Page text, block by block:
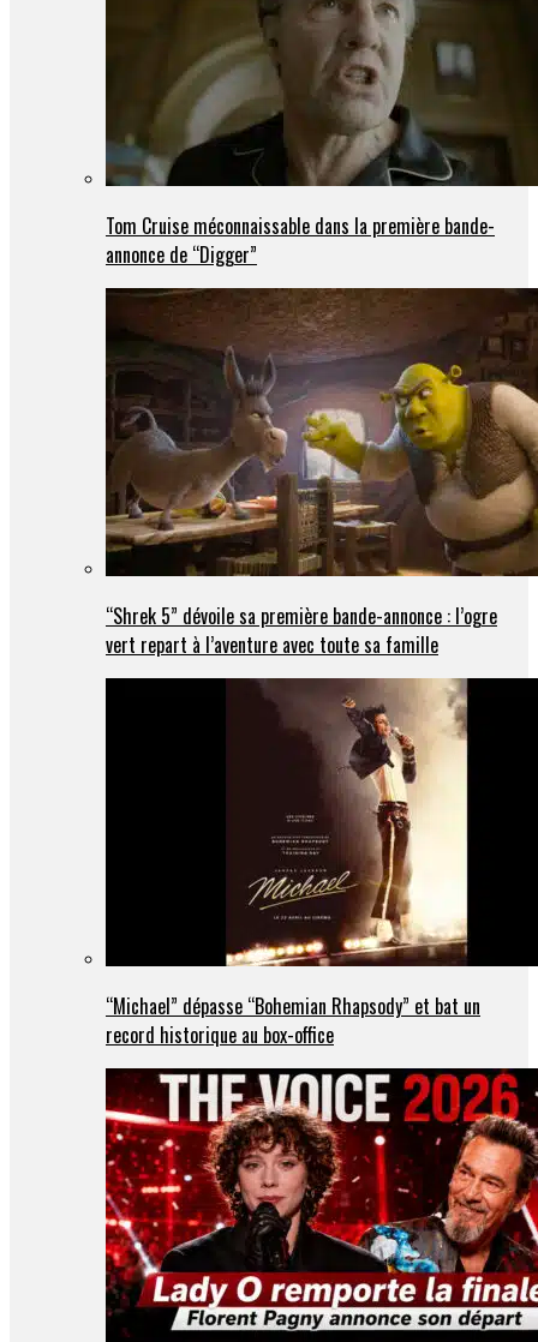
Tom Cruise méconnaissable dans la première bande-
annonce de “Digger”
“Shrek 5” dévoile sa première bande-annonce : l’ogre
vert repart à l’aventure avec toute sa famille
“Michael” dépasse “Bohemian Rhapsody” et bat un
record historique au box-office